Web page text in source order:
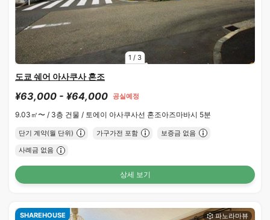
1 / 3
도쿄 쉐어 아사쿠사 혼조
¥63,000 - ¥64,000 공실예정
9.03㎡〜 / 3층 건물 / 토에이 아사쿠사선 혼조아즈마바시 5분
단기 계약(월 단위) 가구가전 포함 보증금 없음
사례금 없음
상세 보기
SHAREHOUSE